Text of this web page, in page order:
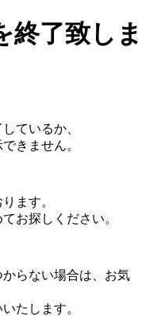
終了致しま
ているか、
きません。
ます。
お探しください。
らない場合は、お気
たします。